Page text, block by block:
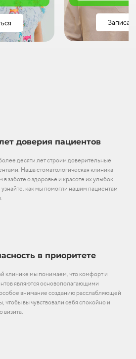
доверия пациентов
десяти лет строим доверительные
Наша стоматологическая клиника
заботе о здоровье и красоте их улыбок.
как мы помогли нашим пациентам
в приоритете
клинике мы понимаем, что комфорт и
являются основополагающими
внимание созданию расслабляющей
вы чувствовали себя спокойно и
визита.